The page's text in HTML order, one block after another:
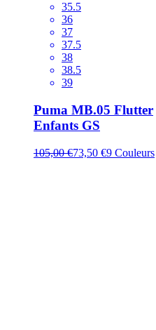
35.5
36
37
37.5
38
38.5
39
Puma MB.05 Flutter
Enfants GS
105,00 €73,50 €9 Couleurs